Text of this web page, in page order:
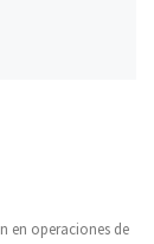
en operaciones de